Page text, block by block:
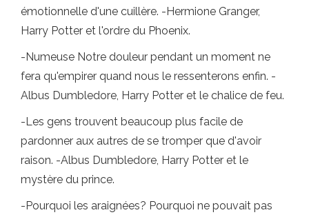
émotionnelle d'une cuillère. -Hermione Granger,
Harry Potter et l'ordre du Phoenix.
-Numeuse Notre douleur pendant un moment ne
fera qu'empirer quand nous le ressenterons enfin. -
Albus Dumbledore, Harry Potter et le chalice de feu.
-Les gens trouvent beaucoup plus facile de
pardonner aux autres de se tromper que d'avoir
raison. -Albus Dumbledore, Harry Potter et le
mystère du prince.
-Pourquoi les araignées? Pourquoi ne pouvait pas